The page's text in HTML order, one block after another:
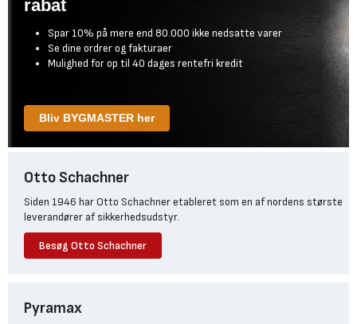
rabat
Spar 10% på mere end 80.000 ikke nedsatte varer
Se dine ordrer og fakturaer
Mulighed for op til 40 dages rentefri kredit
Bliv BYGMASTER her
Otto Schachner
Siden 1946 har Otto Schachner etableret som en af nordens største
leverandører af sikkerhedsudstyr.
Besøg Otto Schachner
Pyramax